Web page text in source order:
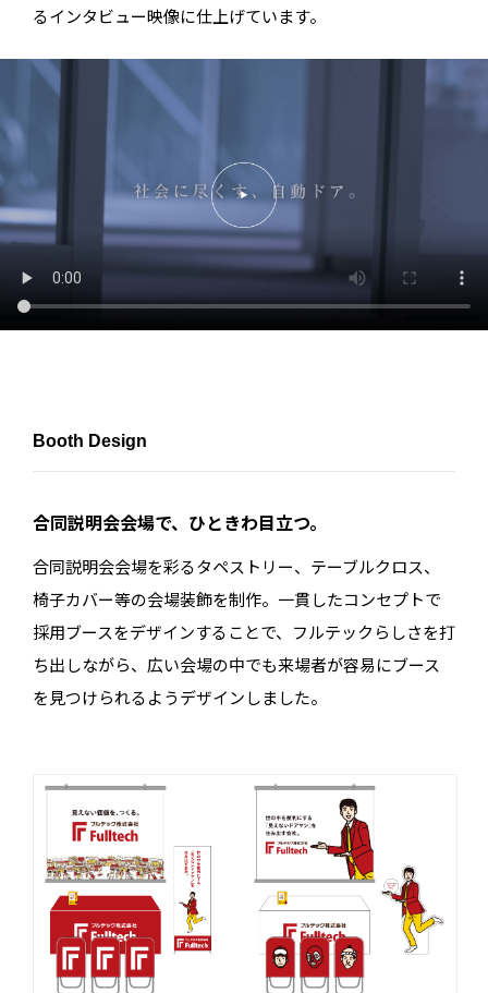
るインタビュー映像に仕上げています。
Booth Design
合同説明会会場で、ひときわ目立つ。
合同説明会会場を彩るタペストリー、テーブルクロス、
椅子カバー等の会場装飾を制作。一貫したコンセプトで
採用ブースをデザインすることで、フルテックらしさを打
ち出しながら、広い会場の中でも来場者が容易にブース
を見つけられるようデザインしました。